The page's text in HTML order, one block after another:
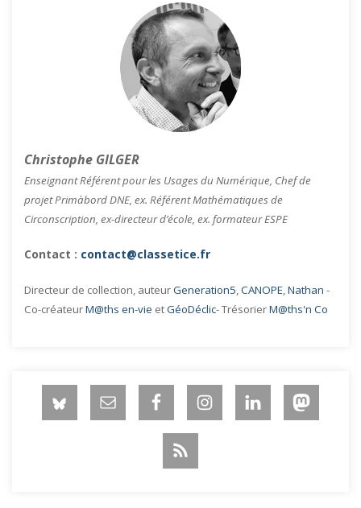
Christophe GILGER
Enseignant Référent pour les Usages du Numérique, Chef de
projet Primàbord DNE, ex. Référent Mathématiques de
Circonscription, ex-directeur d’école, ex. formateur ESPE
Contact : contact@classetice.fr
Directeur de collection, auteurGeneration5,CANOPE,Nathan -
Co-créateurM@ths en-vie etGéoDéclic- TrésorierM@ths'n Co